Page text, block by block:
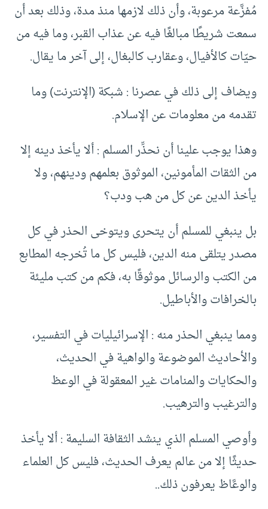
مُفزَّعة مرعوبة، وأن ذلك لازمها منذ مدة، وذلك بعد أن
سمعت شريطًا مبالغًا فيه عن عذاب القبر، وما فيه من
حيّات كالأفيال، وعقارب كالبغال، إلى آخر ما يقال.
ويضاف إلى ذلك في عصرنا : شبكة (الإنترنت) وما
تقدمه من معلومات عن الإسلام.
وهذا يوجب علينا أن نحذِّر المسلم : ألا يأخذ دينه إلا
من الثقات المأمونين، الموثوق بعلمهم ودينهم، ولا
يأخذ الدين عن كل من هب ودب؟
بل ينبغي للمسلم أن يتحرى ويتوخى الحذر في كل
مصدر يتلقى منه الدين، فليس كل ما تُخرجه المطابع
من الكتب والرسائل موثوقًا به، فكم من كتب مليئة
بالخرافات والأباطيل.
ومما ينبغي الحذر منه : الإسرائيليات في التفسير،
والأحاديث الموضوعة والواهية في الحديث،
والحكايات والمنامات غير المعقولة في الوعظ
والترغيب والترهيب.
وأوصي المسلم الذي ينشد الثقافة السليمة : ألا يأخذ
حديثًا إلا من عالم يعرف الحديث، فليس كل العلماء
والوعَّاظ يعرفون ذلك..